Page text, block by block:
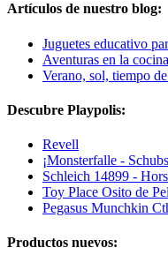
Artículos de nuestro blog:
Juguetes educativo
Aventuras en la cocina
Verano, sol, tiempo
Descubre Playpolis:
Revell
¡Monsterfalle -
Schleich 14899 -
Toy Place Osito de
Pegasus Munchkin
Productos nuevos: